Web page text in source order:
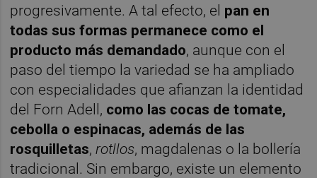
progresivamente. A tal efecto, el pan en
todas sus formas permanece como el
producto más demandado, aunque con el
paso del tiempo la variedad se ha ampliado
con especialidades que afianzan la identidad
del Forn Adell, como las cocas de tomate,
cebolla o espinacas, además de las
rosquilletas,rotllos, magdalenas o la bollería
tradicional. Sin embargo, existe un elemento